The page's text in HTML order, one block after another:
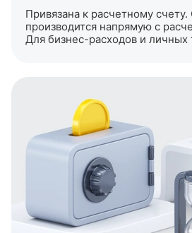
Привязана к расчетному счету.
производится напрямую с
Для бизнес-расходов и личных